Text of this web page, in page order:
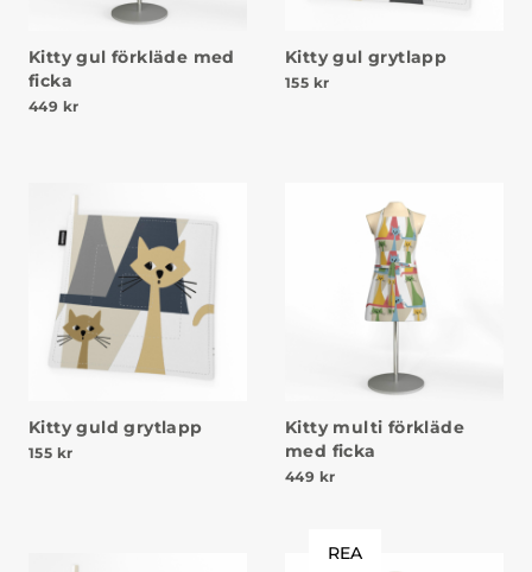
Kitty gul förkläde med
ficka
449 kr
Kitty gul grytlapp
155 kr
Kitty guld grytlapp
155 kr
Kitty multi förkläde
med ficka
449 kr
REA